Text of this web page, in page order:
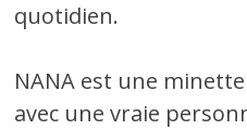
quotidien.
NANA est une
avec une vraie